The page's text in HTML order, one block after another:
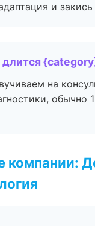
и закись
на
обычно
компании: